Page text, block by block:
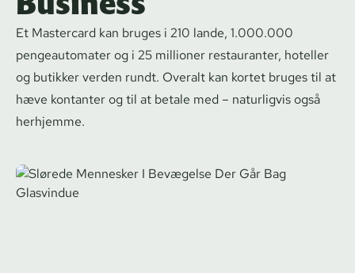
Et Mastercard kan bruges i 210 lande, 1.000.000
pengeautomater og i 25 millioner restauranter, hoteller
og butikker verden rundt. Overalt kan kortet bruges til at
hæve kontanter og til at betale med – naturligvis også
herhjemme.